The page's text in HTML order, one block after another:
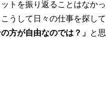
トを振り返ることはなかっ
うして日々の仕事を探して
方が自由なのでは？」 と思